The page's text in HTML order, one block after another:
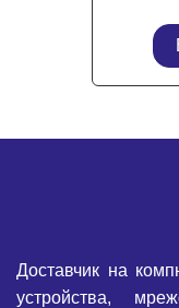
Доставчик на
устройства,